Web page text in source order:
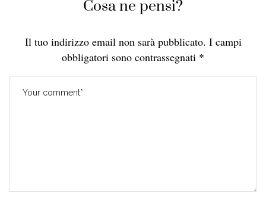
Cosa ne pensi?
Il tuo indirizzo email non sarà pubblicato. I campi
obbligatori sono contrassegnati *